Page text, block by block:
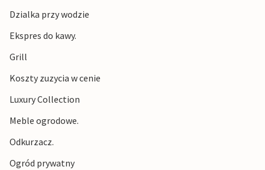
Dzialka przy wodzie
Ekspres do kawy.
Grill
Koszty zuzycia w cenie
Luxury Collection
Meble ogrodowe.
Odkurzacz.
Ogród prywatny